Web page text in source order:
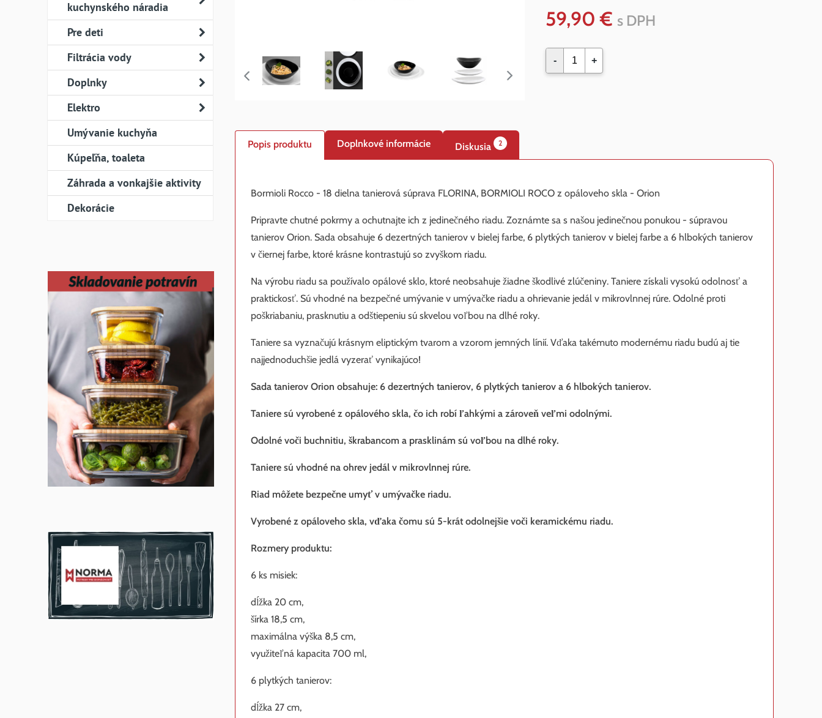
kuchynského náradia
Pre deti
Filtrácia vody
Doplnky
Elektro
Umývanie kuchyňa
Kúpeľňa, toaleta
Záhrada a vonkajšie aktivity
Dekorácie
59,90 € s DPH
- +
Popis produktu Doplnkové informácie Diskusia 2
Bormioli Rocco - 18 dielna tanierová súprava FLORINA, BORMIOLI ROCO z opáloveho skla - Orion
Pripravte chutné pokrmy a ochutnajte ich z jedinečného riadu. Zoznámte sa s našou jedinečnou ponukou - súpravou
tanierov Orion. Sada obsahuje 6 dezertných tanierov v bielej farbe, 6 plytkých tanierov v bielej farbe a 6 hlbokých tanierov
v čiernej farbe, ktoré krásne kontrastujú so zvyškom riadu.
Na výrobu riadu sa používalo opálové sklo, ktoré neobsahuje žiadne škodlivé zlúčeniny. Taniere získali vysokú odolnosť a
praktickosť. Sú vhodné na bezpečné umývanie v umývačke riadu a ohrievanie jedál v mikrovlnnej rúre. Odolné proti
poškriabaniu, prasknutiu a odštiepeniu sú skvelou voľbou na dlhé roky.
Taniere sa vyznačujú krásnym eliptickým tvarom a vzorom jemných línií. Vďaka takémuto modernému riadu budú aj tie
najjednoduchšie jedlá vyzerať vynikajúco!
Sada tanierov Orion obsahuje: 6 dezertných tanierov, 6 plytkých tanierov a 6 hlbokých tanierov.
Taniere sú vyrobené z opálového skla, čo ich robí ľahkými a zároveň veľmi odolnými.
Odolné voči buchnitiu, škrabancom a prasklinám sú voľbou na dlhé roky.
Taniere sú vhodné na ohrev jedál v mikrovlnnej rúre.
Riad môžete bezpečne umyť v umývačke riadu.
Vyrobené z opáloveho skla, vďaka čomu sú 5-krát odolnejšie voči keramickému riadu.
Rozmery produktu:
6 ks misiek:
dĺžka 20 cm,
šírka 18,5 cm,
maximálna výška 8,5 cm,
využiteľná kapacita 700 ml,
6 plytkých tanierov:
dĺžka 27 cm,